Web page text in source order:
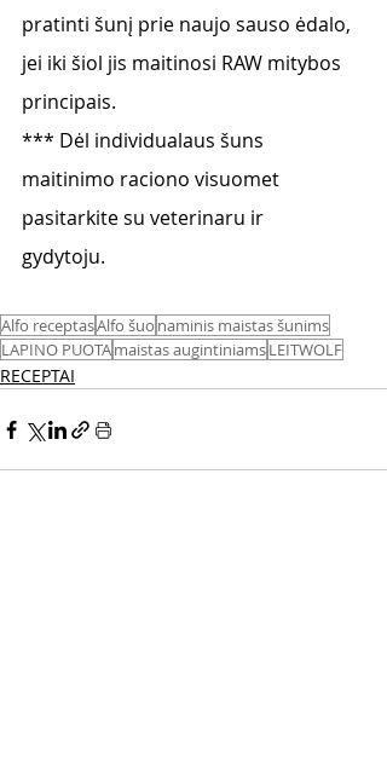
pratinti šunį prie naujo sauso ėdalo,
jei iki šiol jis maitinosi RAW mitybos
principais.
*** Dėl individualaus šuns
maitinimo raciono visuomet
pasitarkite su veterinaru ir
gydytoju.
Alfo receptasAlfo šuo naminis maistas šunims
LAPINO PUOTAmaistas augintiniamsLEITWOLF
RECEPTAI